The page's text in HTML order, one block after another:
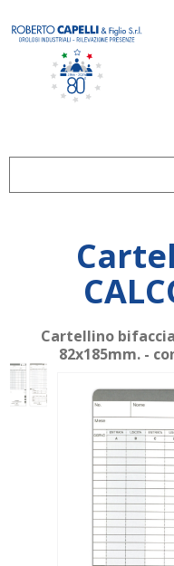
Cartellino
82x185mm. -